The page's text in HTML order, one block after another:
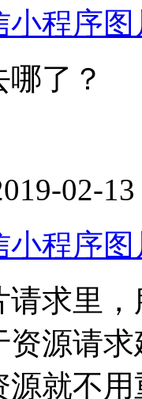
程序
了？
02-
程序
求里，
资源请
源就不